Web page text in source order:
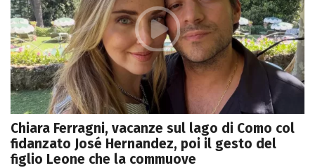
Chiara Ferragni, vacanze sul lago di Como col
fidanzato José Hernandez, poi il gesto del
figlio Leone che la commuove